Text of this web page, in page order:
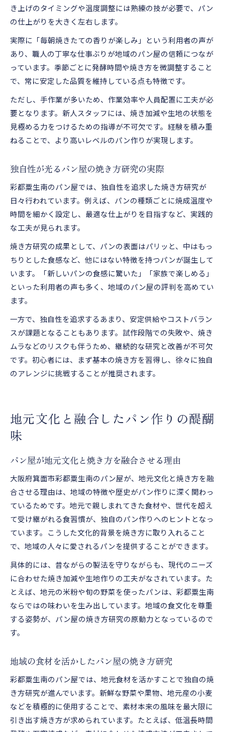
き上げのタイミングや温度調整には熟練の技が必要で、パン
の仕上がりを大きく左右します。
実際に「毎朝焼きたての香りが楽しみ」という利用者の声が
あり、職人の丁寧な仕事ぶりが地域のパン屋の信頼につなが
っています。季節ごとに発酵時間や焼き方を微調整すること
で、常に安定した品質を維持している点も特徴です。
ただし、手作業が多いため、作業効率や人員配置に工夫が必
要となります。新人スタッフには、焼き加減や生地の状態を
見極める力をつけるための指導が不可欠です。経験を積み重
ねることで、より高いレベルのパン作りが実現します。
独自性が光るパン屋の焼き方研究の実際
彩都粟生南のパン屋では、独自性を追求した焼き方研究が
日々行われています。例えば、パンの種類ごとに焼成温度や
時間を細かく設定し、最適な仕上がりを目指すなど、実践的
な工夫が見られます。
焼き方研究の成果として、パンの表面はパリッと、中はもっ
ちりとした食感など、他にはない特徴を持つパンが誕生して
います。「新しいパンの食感に驚いた」「家族で楽しめる」
といった利用者の声も多く、地域のパン屋の評判を高めてい
ます。
一方で、独自性を追求するあまり、安定供給やコストバラン
スが課題となることもあります。試作段階での失敗や、焼き
ムラなどのリスクも伴うため、継続的な研究と改善が不可欠
です。初心者には、まず基本の焼き方を習得し、徐々に独自
のアレンジに挑戦することが推奨されます。
地元文化と融合したパン作りの醍醐
味
パン屋が地元文化と焼き方を融合させる理由
大阪府箕面市彩都粟生南のパン屋が、地元文化と焼き方を融
合させる理由は、地域の特徴や歴史がパン作りに深く関わっ
ているためです。地元で親しまれてきた食材や、世代を超え
て受け継がれる食習慣が、独自のパン作りへのヒントとなっ
ています。こうした文化的背景を焼き方に取り入れること
で、地域の人々に愛されるパンを提供することができます。
具体的には、昔ながらの製法を守りながらも、現代のニーズ
に合わせた焼き加減や生地作りの工夫がなされています。た
とえば、地元の米粉や旬の野菜を使ったパンは、彩都粟生南
ならではの味わいを生み出しています。地域の食文化を尊重
する姿勢が、パン屋の焼き方研究の原動力となっているので
す。
地域の食材を活かしたパン屋の焼き方研究
彩都粟生南のパン屋では、地元食材を活かすことで独自の焼
き方研究が進んでいます。新鮮な野菜や果物、地元産の小麦
などを積極的に使用することで、素材本来の風味を最大限に
引き出す焼き方が求められています。たとえば、低温長時間